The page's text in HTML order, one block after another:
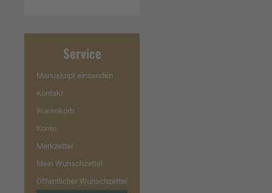
Service
Manuskript einsenden
Kontakt
Warenkorb
Konto
Merkzettel
Mein Wunschzettel
Öffentlicher Wunschzettel